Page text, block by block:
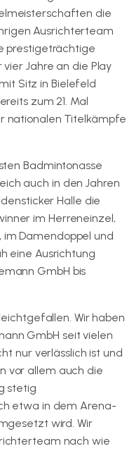
die
Ausrichterteam
prestigeträchtige
Jahre an die Play
Sitz in Bielefeld
zum 21. Mal
nationalen Titelkämpfe
Badmintonasse
auch in den Jahren
Halle die
im Herreneinzel,
im Damendoppel und
eine Ausrichtung
GmbH bis
Wir haben
GmbH seit vielen
nur verlässlich ist und
vor allem auch die
stetig
etwa in dem Arena-
wird. Wir
nach wie